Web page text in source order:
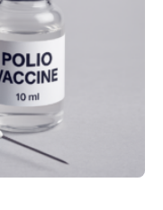
Daniel Merk vom
am
eine solche
des
Sander-